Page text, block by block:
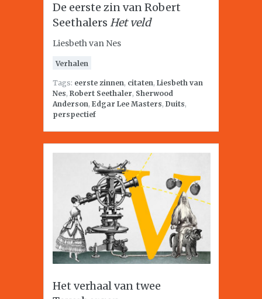
De eerste zin van Robert
Seethalers Het veld
Liesbeth van Nes
Verhalen
Tags: eerste zinnen, citaten, Liesbeth van
Nes, Robert Seethaler, Sherwood
Anderson, Edgar Lee Masters, Duits,
perspectief
Het verhaal van twee